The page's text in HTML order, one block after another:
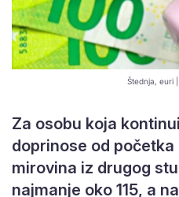
Štednja, euri
Za osobu koja
doprinose od
mirovina iz drugog
najmanje oko 115, a